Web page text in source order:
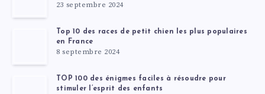
23 septembre 2024
Top 10 des races de petit chien les plus populaires
en France
8 septembre 2024
TOP 100 des énigmes faciles à résoudre pour
stimuler l’esprit des enfants